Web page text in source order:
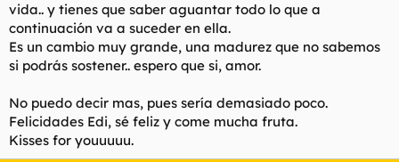
vida.. y tienes que saber aguantar todo lo que a
continuación va a suceder en ella.
Es un cambio muy grande, una madurez que no sabemos
si podrás sostener.. espero que si, amor.
No puedo decir mas, pues sería demasiado poco.
Felicidades Edi, sé feliz y come mucha fruta.
Kisses for youuuuu.